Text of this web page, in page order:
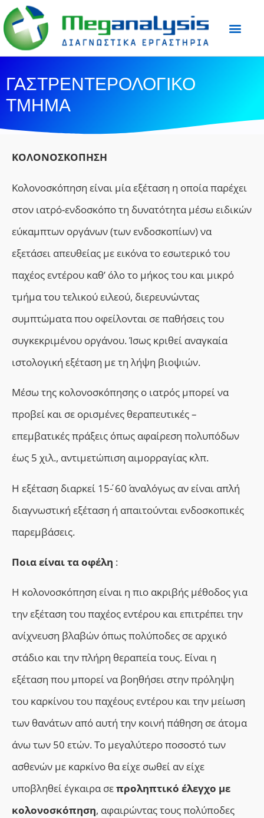
ΓΑΣΤΡΕΝΤΕΡΟΛΟΓΙΚΟ
ΤΜΗΜΑ
ΚΟΛΟΝΟΣΚΟΠΗΣΗ
Κολονοσκόπηση είναι μία εξέταση η οποία παρέχει
στον ιατρό-ενδοσκόπο τη δυνατότητα μέσω ειδικών
εύκαμπτων οργάνων (των ενδοσκοπίων) να
εξετάσει απευθείας με εικόνα το εσωτερικό του
παχέος εντέρου καθ’ όλο το μήκος του και μικρό
τμήμα του τελικού ειλεού, διερευνώντας
συμπτώματα που οφείλονται σε παθήσεις του
συγκεκριμένου οργάνου. Ίσως κριθεί αναγκαία
ιστολογική εξέταση με τη λήψη βιοψιών.
Μέσω της κολονοσκόπησης ο ιατρός μπορεί να
προβεί και σε ορισμένες θεραπευτικές –
επεμβατικές πράξεις όπως αφαίρεση πολυπόδων
έως 5 χιλ., αντιμετώπιση αιμορραγίας κλπ.
Η εξέταση διαρκεί 15΄- 60΄ αναλόγως αν είναι απλή
διαγνωστική εξέταση ή απαιτούνται ενδοσκοπικές
παρεμβάσεις.
Ποια είναι τα οφέλη :
Η κολονοσκόπηση είναι η πιο ακριβής μέθοδος για
την εξέταση του παχέος εντέρου και επιτρέπει την
ανίχνευση βλαβών όπως πολύποδες σε αρχικό
στάδιο και την πλήρη θεραπεία τους. Είναι η
εξέταση που μπορεί να βοηθήσει στην πρόληψη
του καρκίνου του παχέους εντέρου και την μείωση
των θανάτων από αυτή την κοινή πάθηση σε άτομα
άνω των 50 ετών. Το μεγαλύτερο ποσοστό των
ασθενών με καρκίνο θα είχε σωθεί αν είχε
υποβληθεί έγκαιρα σεπροληπτικό έλεγχο με
κολονοσκόπηση, αφαιρώντας τους πολύποδες